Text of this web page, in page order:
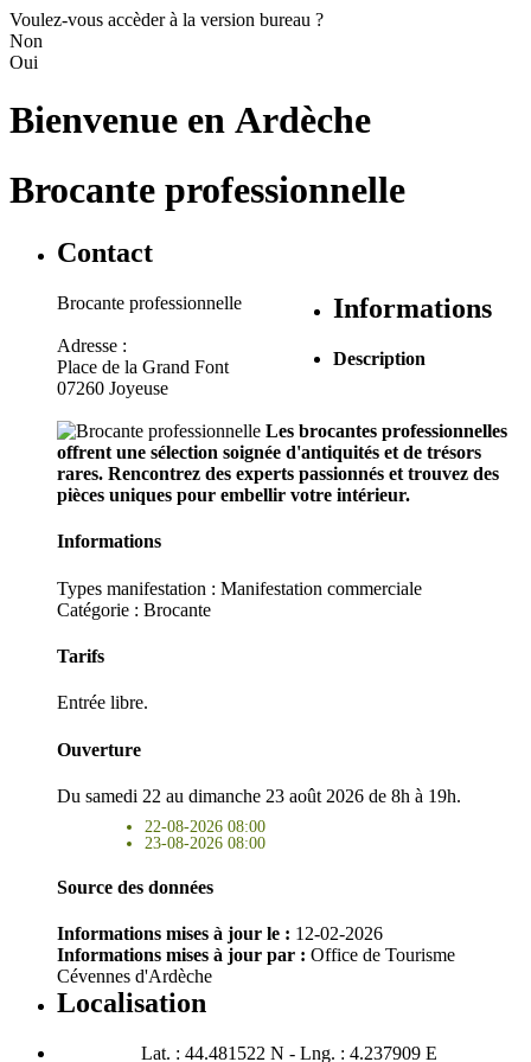
Voulez-vous accèder à la version bureau ?
Non
Oui
Bienvenue en Ardèche
Brocante professionnelle
Contact
Brocante professionnelle
Adresse :
Place de la Grand Font
07260 Joyeuse
Informations
Description
Les brocantes professionnelles
offrent une sélection soignée d'antiquités et de trésors
rares. Rencontrez des experts passionnés et trouvez des
pièces uniques pour embellir votre intérieur.
Informations
Types manifestation : Manifestation commerciale
Catégorie : Brocante
Tarifs
Entrée libre.
Ouverture
Du samedi 22 au dimanche 23 août 2026 de 8h à 19h.
22-08-2026 08:00
23-08-2026 08:00
Source des données
Informations mises à jour le : 12-02-2026
Informations mises à jour par : Office de Tourisme
Cévennes d'Ardèche
Localisation
Lat. : 44.481522 N - Lng. : 4.237909 E